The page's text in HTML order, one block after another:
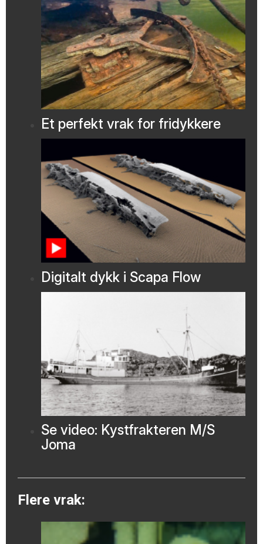
Et perfekt vrak for fridykkere
Digitalt dykk i Scapa Flow
Se video: Kystfrakteren M/S
Joma
Flere vrak: